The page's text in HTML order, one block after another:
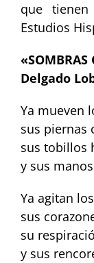
que
Estudios
Delgado
Ya mueven
sus piernas
sus tobillos
y sus
Ya agitan
sus
su
y sus